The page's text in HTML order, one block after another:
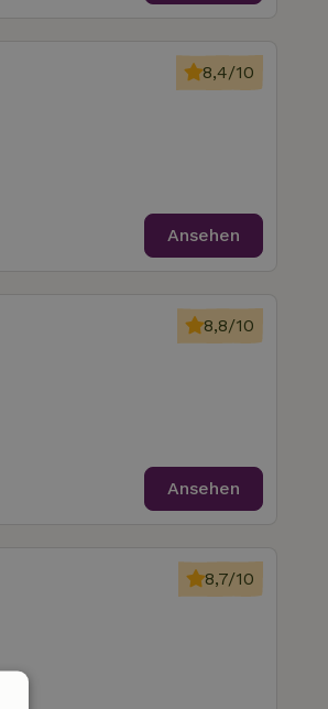
8,4/10
Ansehen
8,8/10
Ansehen
8,7/10